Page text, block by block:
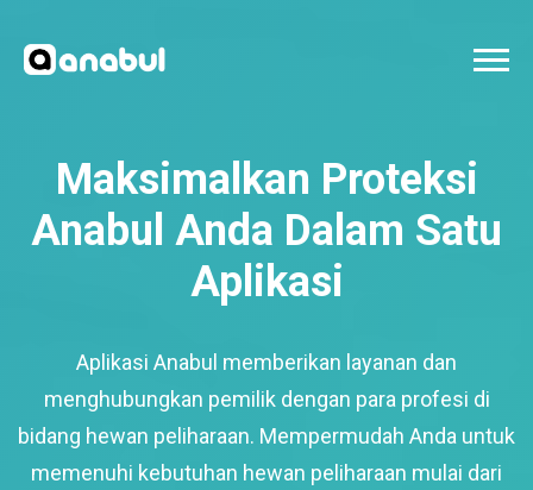
Maksimalkan Proteksi
Anabul Anda Dalam Satu
Aplikasi
Aplikasi Anabul memberikan layanan dan
menghubungkan pemilik dengan para profesi di
bidang hewan peliharaan. Mempermudah Anda untuk
memenuhi kebutuhan hewan peliharaan mulai dari